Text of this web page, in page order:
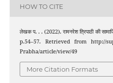
HOW TO CITE
लेखक प. . . (2022). रामनरेश त्रिपाठी की
p.54–57. Retrieved from http://
Prabha/article/view/49
More Citation Formats